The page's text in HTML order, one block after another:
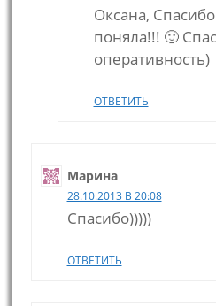
Оксана,
поняла!!! 🙂
оперативность)
ОТВЕТИТЬ
Марина
28.10.2013 В 20:08
Спасибо)))))
ОТВЕТИТЬ